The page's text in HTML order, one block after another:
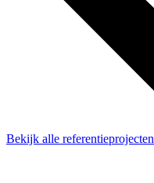
Bekijk alle referentieprojecten